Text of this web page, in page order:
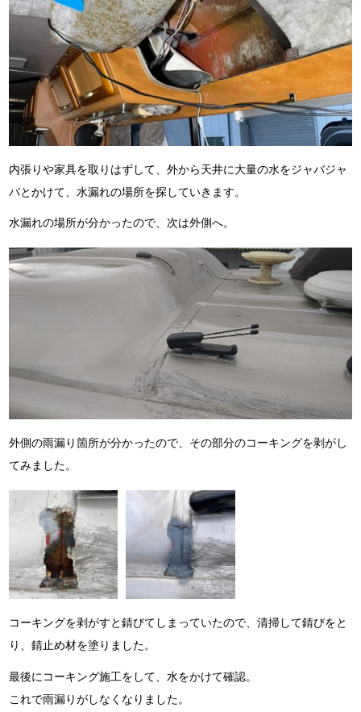
内張りや家具を取りはずして、外から天井に大量の水をジャバジャ
バとかけて、水漏れの場所を探していきます。
水漏れの場所が分かったので、次は外側へ。
外側の雨漏り箇所が分かったので、その部分のコーキングを剥がし
てみました。
コーキングを剥がすと錆びてしまっていたので、清掃して錆びをと
り、錆止め材を塗りました。
最後にコーキング施工をして、水をかけて確認。
これで雨漏りがしなくなりました。